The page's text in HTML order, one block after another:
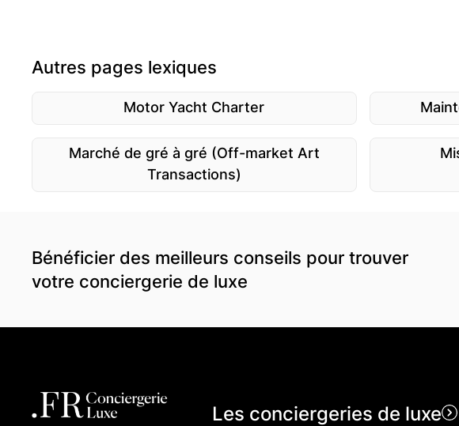
Autres pages lexiques
Motor Yacht Charter
Marché de gré à gré (Off-market Art
Transactions)
Bénéficier des meilleurs conseils pour trouver
votre conciergerie de luxe
Les conciergeries de luxe